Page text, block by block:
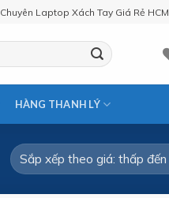
Chuyên Laptop Xách Tay Giá Rẻ HCM
HÀNG THANH LÝ